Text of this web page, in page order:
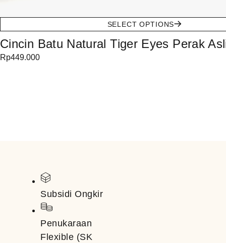
SELECT OPTIONS
Cincin Batu Natural Tiger Eyes Perak
Rp449.000
Subsidi Ongkir
Penukaraan
Flexible (SK